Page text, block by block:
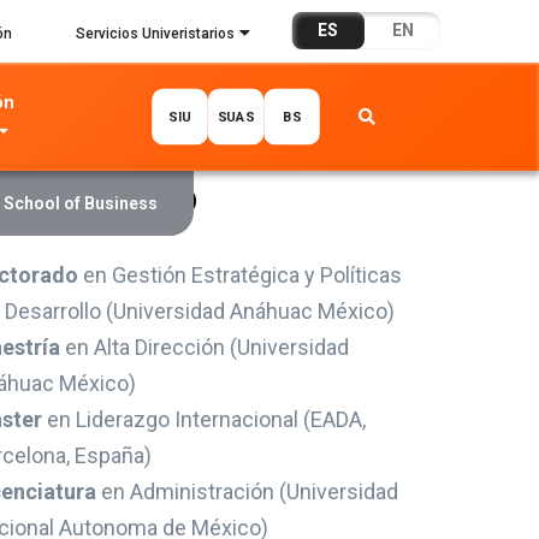
Servicios Univeristarios ES EN
SIU SUAS BS
of Business
en Gestión Estratégica y Políticas
Desarrollo (Universidad Anáhuac México)
en Alta Dirección (Universidad
México)
en Liderazgo Internacional (EADA,
España)
en Administración (Universidad
Autonoma de México)